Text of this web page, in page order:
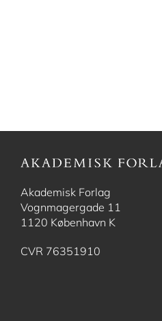
Akademisk Forlag
Vognmagergade 11
1120 København K
CVR 76351910